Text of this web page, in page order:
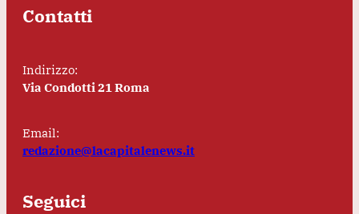
Contatti
Indirizzo:
Via Condotti 21 Roma
Email:
redazione@lacapitalenews.it
Seguici